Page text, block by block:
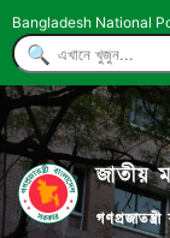
Bangladesh National
জাতীয়